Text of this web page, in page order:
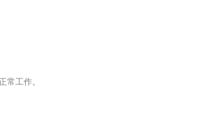
常工作。